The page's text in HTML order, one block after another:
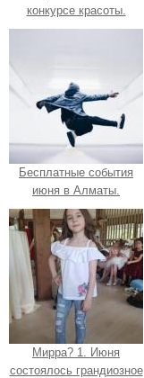
конкурсе красоты.
Бесплатные события
июня в Алматы.
Мирра? 1. Июня
состоялось грандиозное